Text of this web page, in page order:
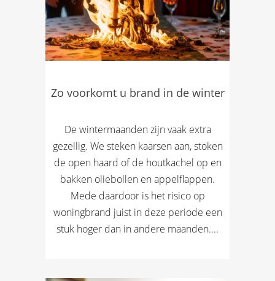
Zo voorkomt u brand in de winter
De wintermaanden zijn vaak extra
gezellig. We steken kaarsen aan, stoken
de open haard of de houtkachel op en
bakken oliebollen en appelflappen.
Mede daardoor is het risico op
woningbrand juist in deze periode een
stuk hoger dan in andere maanden....